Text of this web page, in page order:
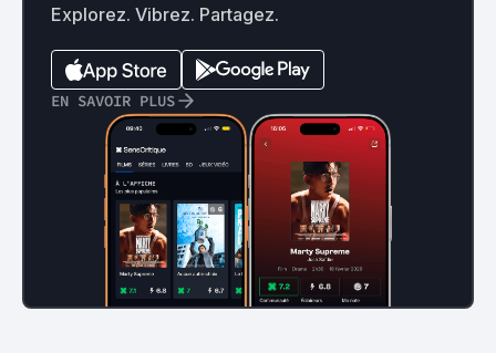
Explorez. Vibrez. Partagez.
EN SAVOIR PLUS